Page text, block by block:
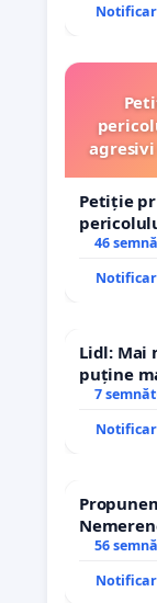
Petiție
agresivi
46
Lidl: Mai
puține
7
Sanatatii
56